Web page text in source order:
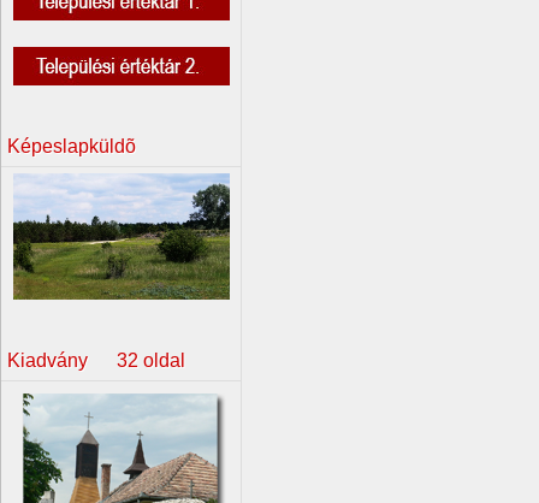
Képeslapküldõ
Kiadvány 32 oldal